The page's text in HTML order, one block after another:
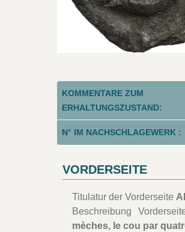
KOMMENTARE ZUM
ERHALTUNGSZUSTAND:
N° IM NACHSCHLAGEWERK :
VORDERSEITE
Titulatur der Vorderseite
Beschreibung
mèches, le cou par